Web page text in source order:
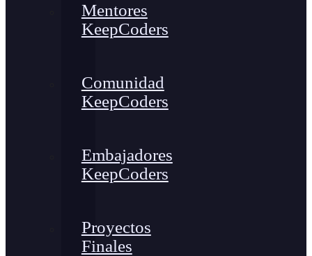
Mentores
KeepCoders
Comunidad
KeepCoders
Embajadores
KeepCoders
Proyectos
Finales